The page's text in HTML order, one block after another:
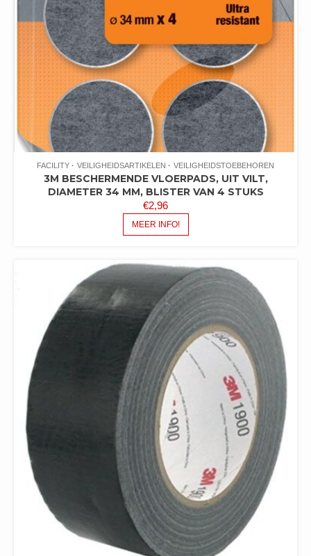
FACILITY VEILIGHEIDSARTIKELEN VEILIGHEIDSTOEBEHOREN
3M BESCHERMENDE VLOERPADS, UIT VILT,
DIAMETER 34 MM, BLISTER VAN 4 STUKS
€2,96
MEER INFO!